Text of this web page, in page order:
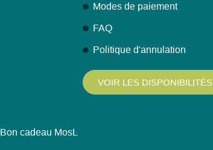
Modes de paiement
FAQ
Politique d'annulation
VOIR LES DISPONIBILITÉS
Bon cadeau MosL